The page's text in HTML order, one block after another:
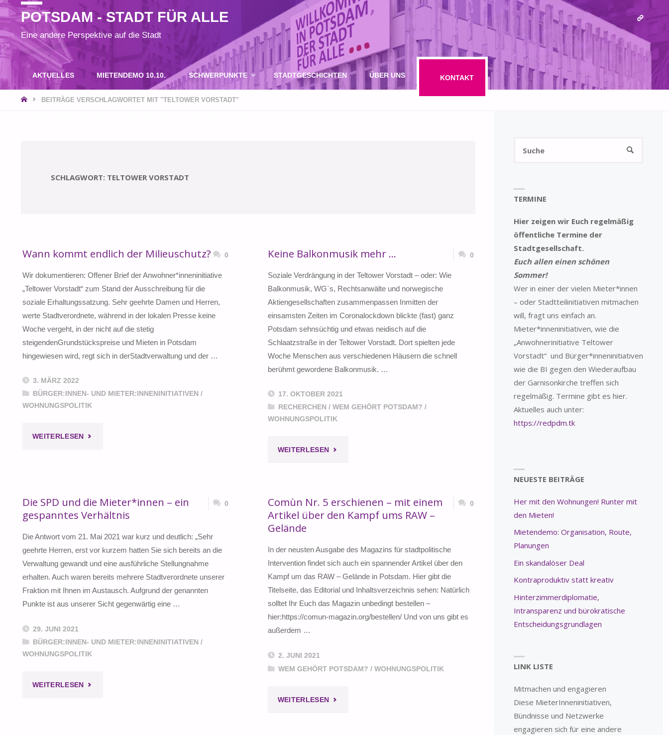
POTSDAM - STADT FÜR ALLE
Eine andere Perspektive auf die Stadt
AKTUELLES MIETENDEMO 10.10. SCHWERPUNKTE STADTGESCHICHTEN ÜBER UNS KONTAKT
STARTBEITRÄGE VERSCHLAGWORTET MIT "TELTOWER VORSTADT"
SCHLAGWORT: TELTOWER VORSTADT
Wann kommt endlich der Milieuschutz? 0
Wir dokumentieren: Offener Brief der Anwohner*inneninitiative
„Teltower Vorstadt“ zum Stand der Ausschreibung für die
soziale Erhaltungssatzung. Sehr geehrte Damen und Herren,
werte Stadtverordnete, während in der lokalen Presse keine
Woche vergeht, in der nicht auf die stetig
steigendenGrundstückspreise und Mieten in Potsdam
hingewiesen wird, regt sich in derStadtverwaltung und der …
3. MÄRZ 2022
BÜRGER:INNEN- UND MIETER:INNENINITIATIVEN /
WOHNUNGSPOLITIK
WEITERLESEN"WANN
DER
Keine Balkonmusik mehr … 0
Soziale Verdrängung in der Teltower Vorstadt – oder: Wie
Balkonmusik, WG`s, Rechtsanwälte und norwegische
Aktiengesellschaften zusammenpassen Inmitten der
einsamsten Zeiten im Coronalockdown blickte (fast) ganz
Potsdam sehnsüchtig und etwas neidisch auf die
Schlaatzstraße in der Teltower Vorstadt. Dort spielten jede
Woche Menschen aus verschiedenen Häusern die schnell
berühmt gewordene Balkonmusik. …
17. OKTOBER 2021
RECHERCHEN /WEM GEHÖRT POTSDAM? /
WOHNUNGSPOLITIK
WEITERLESEN"KEINE
…"
Die SPD und die Mieter*innen – ein
gespanntes Verhältnis
0
Die Antwort vom 21. Mai 2021 war kurz und deutlich: „Sehr
geehrte Herren, erst vor kurzem hatten Sie sich bereits an die
Verwaltung gewandt und eine ausführliche Stellungnahme
erhalten. Auch waren bereits mehrere Stadtverordnete unserer
Fraktion mit Ihnen im Austausch. Aufgrund der genannten
Punkte ist aus unserer Sicht gegenwärtig eine …
29. JUNI 2021
BÜRGER:INNEN- UND MIETER:INNENINITIATIVEN /
WOHNUNGSPOLITIK
WEITERLESEN"DIE
Comùn Nr. 5 erschienen – mit einem
Artikel über den Kampf ums RAW –
Gelände
0
In der neusten Ausgabe des Magazins für stadtpolitische
Intervention findet sich auch ein spannender Artikel über den
Kampf um das RAW – Gelände in Potsdam. Hier gibt die
Titelseite, das Editorial und Inhaltsverzeichnis sehen: Natürlich
solltet Ihr Euch das Magazin unbedingt bestellen –
hier:https://comun-magazin.org/bestellen/ Und von uns gibt es
außerdem …
2. JUNI 2021
WEM GEHÖRT POTSDAM? /WOHNUNGSPOLITIK
WEITERLESEN"COMÙN
SUCHE
TERMINE
Hier zeigen wir Euch regelmäßig
öffentliche Termine der
Stadtgesellschaft.
Euch allen einen schönen
Sommer!
Wer in einer der vielen Mieter*innen
– oder Stadtteilinitiativen mitmachen
will, fragt uns einfach an.
Mieter*inneninitiativen, wie die
„Anwohnerinitiative Teltower
Vorstadt“ und Bürger*inneninitiativen
wie die BI gegen den Wiederaufbau
der Garnisonkirche treffen sich
regelmäßig. Termine gibt es hier.
Aktuelles auch unter:
https://redpdm.tk
NEUESTE BEITRÄGE
Her mit den Wohnungen! Runter mit
den Mieten!
Mietendemo: Organisation, Route,
Planungen
Ein skandalöser Deal
Kontraproduktiv statt kreativ
Hinterzimmerdiplomatie,
Intransparenz und bürokratische
Entscheidungsgrundlagen
LINK LISTE
Mitmachen und engagieren
Diese MieterInneninitiativen,
Bündnisse und Netzwerke
engagieren sich für eine andere